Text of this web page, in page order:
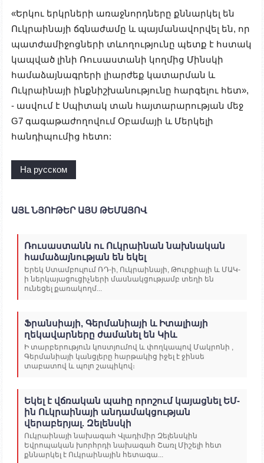
«Երկու երկրների առաջնորդները քննարկել են
Ուկրաինայի ճգնաժամը և պայմանավորվել են, որ
պատժամիջոցների տևողությունը պետք է հստակ
կապված լինի Ռուսաստանի կողմից Մինսկի
համաձայնագրերի լիարժեք կատարման և
Ուկրաինայի ինքնիշխանությունը հարգելու հետ»,
- ասվում է Սպիտակ տան հայտարարության մեջ
G7 գագաթաժողովում Օբամայի և Մերկելի
հանդիպումից հետո:
На русском
ԱՅԼ ՆՅՈՒԹԵՐ ԱՅՍ ԹԵՄԱՅՈՎ
Ռուսաստանն ու Ուկրաինան նախնական
համաձայնության են եկել
Երեկ Ստամբուլում ՌԴ-ի, Ուկրաինայի, Թուրքիայի և ՄԱԿ-
ի ներկայացուցիչների մասնակցությամբ տեղի են
ունեցել քառակողմ...
Ֆրանսիայի, Գերմանիայի և Իտալիայի
ղեկավարները ժամանել են Կիև
Ի տարբերություն կոստյումով և փողկապով Մակրոնի ,
Գերմանիայի կանցլերը հարթակից իջել է ջինսե
տաբատով և պոլո շապիկով։
Եկել է վճռական պահը որոշում կայացնել ԵՄ-
ին Ուկրաինայի անդամակցության
վերաբերյալ. Զելենսկի
Ուկրաինայի նախագահ Վլադիմիր Զելենսկին
Եվրոպական խորհրդի նախագահ Շառլ Միշելի հետ
քննարկել է Ուկրաինային հետագա...